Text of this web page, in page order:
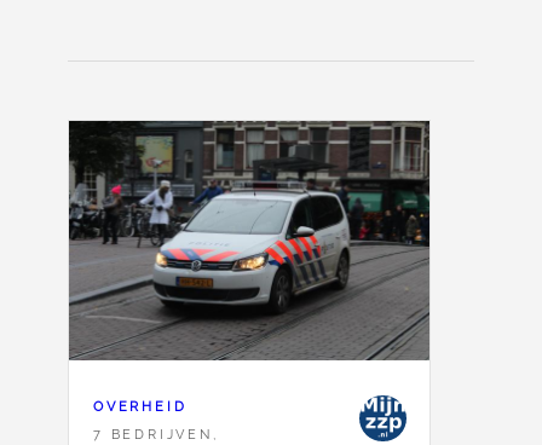
OVERHEID
7 BEDRIJVEN,